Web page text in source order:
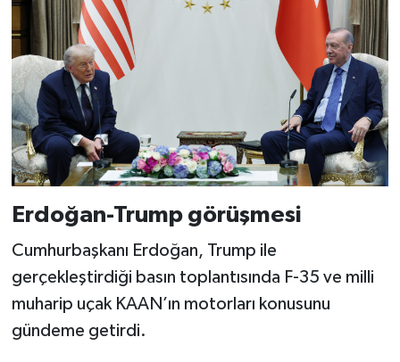
Erdoğan-Trump görüşmesi
Cumhurbaşkanı Erdoğan, Trump ile
gerçekleştirdiği basın toplantısında F-35 ve milli
muharip uçak KAAN’ın motorları konusunu
gündeme getirdi.